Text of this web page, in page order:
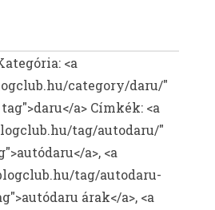
<a
category/daru/"
a> Címkék: <a
tag/autodaru/"
a>, <a
tag/autodaru-
árak</a>, <a